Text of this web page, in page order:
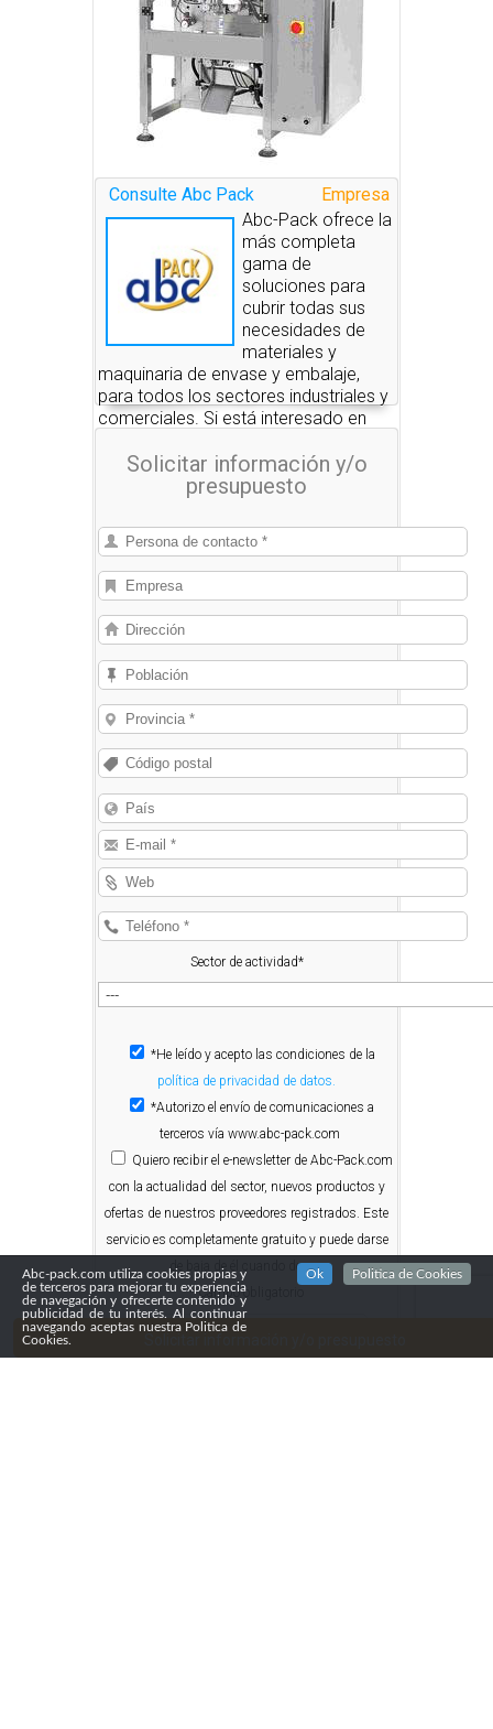
Empresa
Consulte Abc Pack
Abc-Pack ofrece la
más completa
gama de
soluciones para
cubrir todas sus
necesidades de
materiales y
maquinaria de envase y embalaje,
para todos los sectores industriales y
comerciales. Si está interesado en
le pondremos en contacto con las
empresas que se los pueden
Solicitar información y/o
presupuesto
Sector de actividad*
*He leído y acepto las condiciones de la
política de privacidad de datos.
*Autorizo el envío de comunicaciones a
terceros vía www.abc-pack.com
Quiero recibir el e-newsletter de Abc-Pack.com
con la actualidad del sector, nuevos productos y
ofertas de nuestros proveedores registrados. Este
servicio es completamente gratuito y puede darse
de baja de él cuando desee.
* Campo obligatorio
Abc-pack.com utiliza cookies propias y
de terceros para mejorar tu experiencia
de navegación y ofrecerte contenido y
publicidad de tu interés. Al continuar
navegando aceptas nuestra Politica de
Cookies.
Ok Politica de Cookies